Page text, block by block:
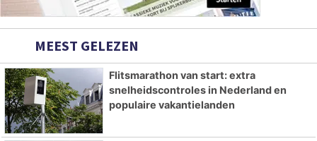
MEEST GELEZEN
Flitsmarathon van start: extra
snelheidscontroles in Nederland en
populaire vakantielanden